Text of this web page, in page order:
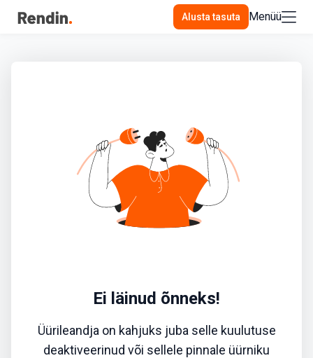
Alusta tasuta Menüü
Ei läinud õnneks!
Üürileandja on kahjuks juba selle kuulutuse
deaktiveerinud või sellele pinnale üürniku